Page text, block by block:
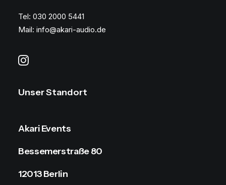
Tel: 030 2000 5441
Mail: info@akari-audio.de
Unser Standort
Akari Events
Bessemerstraße 80
12013 Berlin